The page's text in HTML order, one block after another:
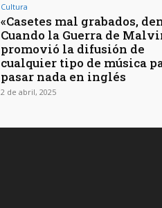
Cultura
«Casetes mal grabados,
Cuando la Guerra de
promovió la difusión de
cualquier tipo de música
pasar nada en inglés
2 de abril, 2025